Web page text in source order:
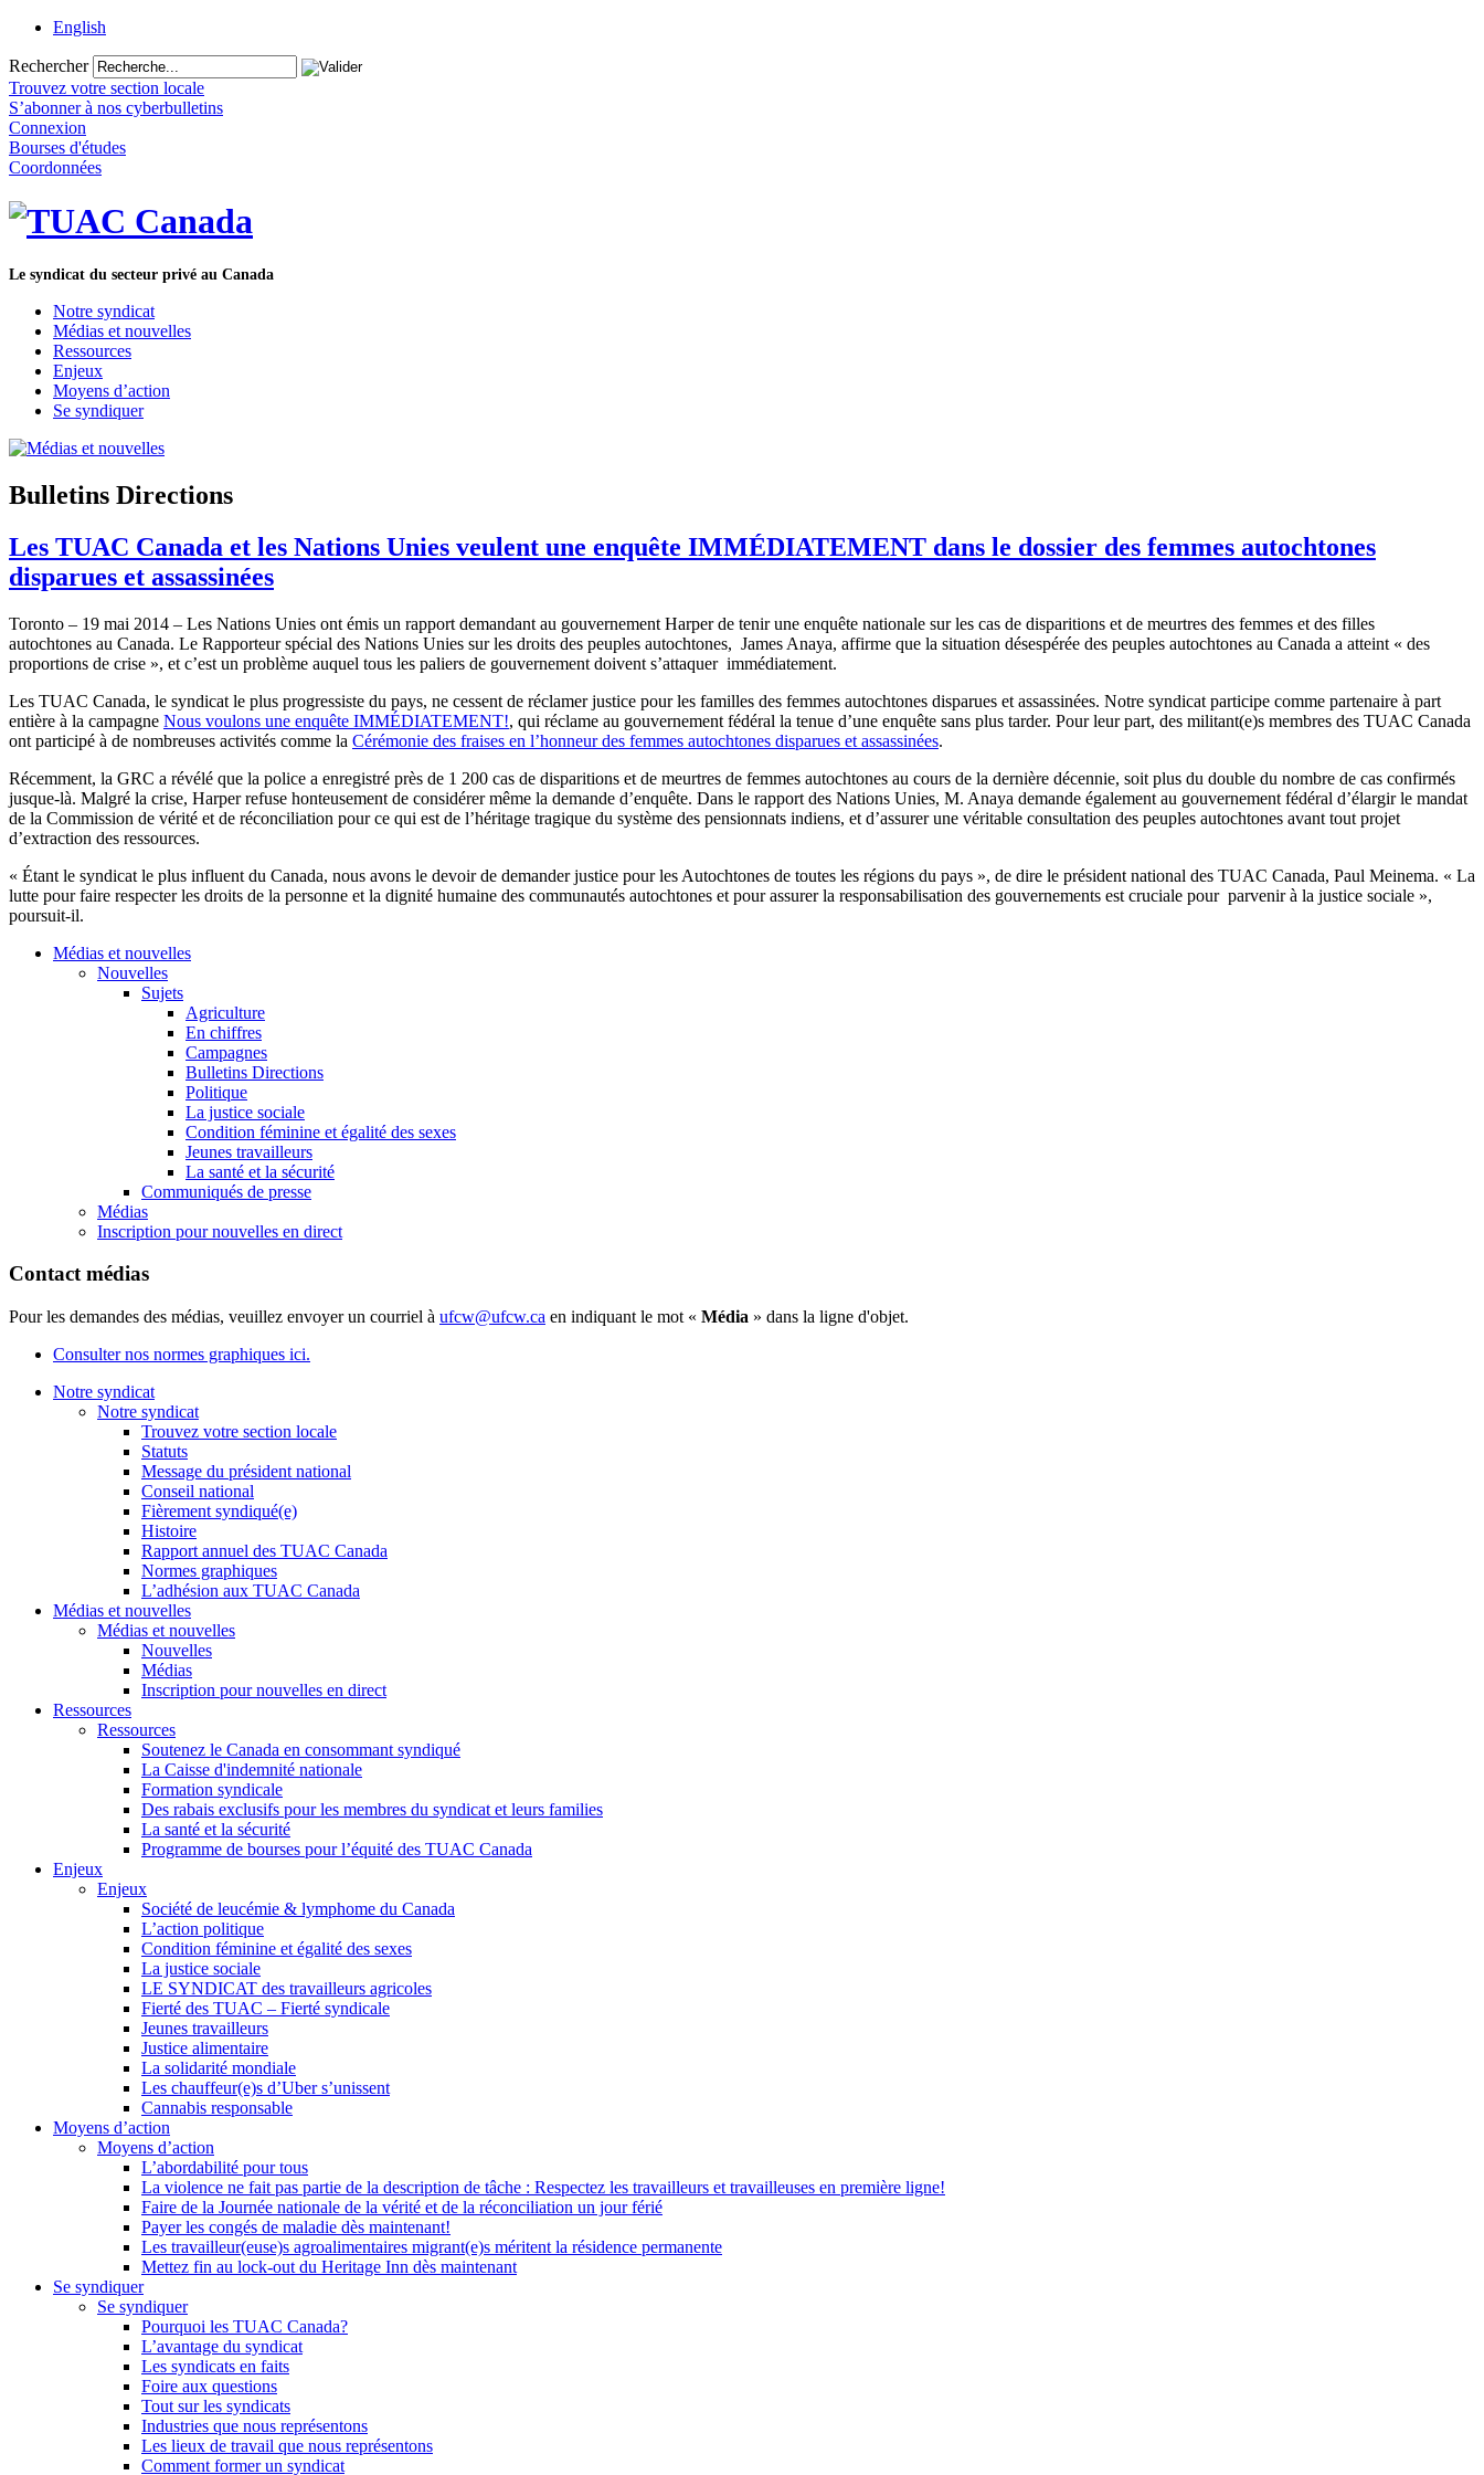
English
Rechercher
Trouvez votre section locale
S’abonner à nos cyberbulletins
Connexion
Bourses d'études
Coordonnées
Le syndicat du secteur privé au Canada
Notre syndicat
Médias et nouvelles
Ressources
Enjeux
Moyens d’action
Se syndiquer
Bulletins Directions
Les TUAC Canada et les Nations Unies veulent une enquête IMMÉDIATEMENT dans le dossier des femmes autochtones
disparues et assassinées
Toronto – 19 mai 2014 – Les Nations Unies ont émis un rapport demandant au gouvernement Harper de tenir une enquête nationale sur les cas de disparitions et de meurtres des femmes et des filles
autochtones au Canada. Le Rapporteur spécial des Nations Unies sur les droits des peuples autochtones, James Anaya, affirme que la situation désespérée des peuples autochtones au Canada a atteint « des
proportions de crise », et c’est un problème auquel tous les paliers de gouvernement doivent s’attaquer immédiatement.
Les TUAC Canada, le syndicat le plus progressiste du pays, ne cessent de réclamer justice pour les familles des femmes autochtones disparues et assassinées. Notre syndicat participe comme partenaire à part
entière à la campagne Nous voulons une enquête IMMÉDIATEMENT!, qui réclame au gouvernement fédéral la tenue d’une enquête sans plus tarder. Pour leur part, des militant(e)s membres des TUAC Canada
ont participé à de nombreuses activités comme la Cérémonie des fraises en l’honneur des femmes autochtones disparues et assassinées.
Récemment, la GRC a révélé que la police a enregistré près de 1 200 cas de disparitions et de meurtres de femmes autochtones au cours de la dernière décennie, soit plus du double du nombre de cas confirmés
jusque-là. Malgré la crise, Harper refuse honteusement de considérer même la demande d’enquête. Dans le rapport des Nations Unies, M. Anaya demande également au gouvernement fédéral d’élargir le mandat
de la Commission de vérité et de réconciliation pour ce qui est de l’héritage tragique du système des pensionnats indiens, et d’assurer une véritable consultation des peuples autochtones avant tout projet
d’extraction des ressources.
« Étant le syndicat le plus influent du Canada, nous avons le devoir de demander justice pour les Autochtones de toutes les régions du pays », de dire le président national des TUAC Canada, Paul Meinema. « La
lutte pour faire respecter les droits de la personne et la dignité humaine des communautés autochtones et pour assurer la responsabilisation des gouvernements est cruciale pour parvenir à la justice sociale »,
poursuit-il.
Médias et nouvelles
Nouvelles
Sujets
Agriculture
En chiffres
Campagnes
Bulletins Directions
Politique
La justice sociale
Condition féminine et égalité des sexes
Jeunes travailleurs
La santé et la sécurité
Communiqués de presse
Médias
Inscription pour nouvelles en direct
Contact médias
Pour les demandes des médias, veuillez envoyer un courriel à ufcw@ufcw.ca en indiquant le mot « Média » dans la ligne d'objet.
Consulter nos normes graphiques ici.
Notre syndicat
Notre syndicat
Trouvez votre section locale
Statuts
Message du président national
Conseil national
Fièrement syndiqué(e)
Histoire
Rapport annuel des TUAC Canada
Normes graphiques
L’adhésion aux TUAC Canada
Médias et nouvelles
Médias et nouvelles
Nouvelles
Médias
Inscription pour nouvelles en direct
Ressources
Ressources
Soutenez le Canada en consommant syndiqué
La Caisse d'indemnité nationale
Formation syndicale
Des rabais exclusifs pour les membres du syndicat et leurs families
La santé et la sécurité
Programme de bourses pour l’équité des TUAC Canada
Enjeux
Enjeux
Société de leucémie & lymphome du Canada
L’action politique
Condition féminine et égalité des sexes
La justice sociale
LE SYNDICAT des travailleurs agricoles
Fierté des TUAC – Fierté syndicale
Jeunes travailleurs
Justice alimentaire
La solidarité mondiale
Les chauffeur(e)s d’Uber s’unissent
Cannabis responsable
Moyens d’action
Moyens d’action
L’abordabilité pour tous
La violence ne fait pas partie de la description de tâche : Respectez les travailleurs et travailleuses en première ligne!
Faire de la Journée nationale de la vérité et de la réconciliation un jour férié
Payer les congés de maladie dès maintenant!
Les travailleur(euse)s agroalimentaires migrant(e)s méritent la résidence permanente
Mettez fin au lock-out du Heritage Inn dès maintenant
Se syndiquer
Se syndiquer
Pourquoi les TUAC Canada?
L’avantage du syndicat
Les syndicats en faits
Foire aux questions
Tout sur les syndicats
Industries que nous représentons
Les lieux de travail que nous représentons
Comment former un syndicat